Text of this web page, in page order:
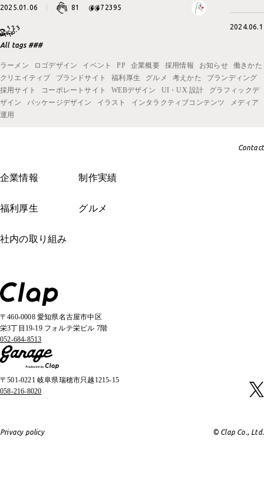
2025.01.06 81 72395
All tags ###
ラーメン ロゴデザイン イベント PP 企業概要 採用情報 お知らせ
働きかた
クリエイティブ
ブランドサイト 福利厚生 グルメ 考えかた
ブランディング
採用サイト
コーポレートサイト WEBデザイン UI・UX 設計
グラフィックデ
ザイン
パッケージデザイン イラスト インタラクティブコンテンツ
メディア
運用
〒460-0008 愛知県名古屋市中区
栄3丁目19-19 フォルテ栄ビル 7階
052-684-8513
〒501-0221 岐阜県瑞穂市只越1215-15
058-216-8020
企業情報 制作実績
福利厚生 グルメ
社内の取り組み
Contact
Privacy policy © Clap Co., Ltd.